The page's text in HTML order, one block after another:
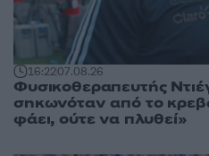
16:2207.08.26
Φυσικοθεραπευτής
σηκωνόταν από το
φάει, ούτε να πλυθεί»